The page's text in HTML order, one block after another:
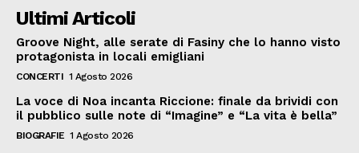
Ultimi Articoli
Groove Night, alle serate di Fasiny che lo hanno visto
protagonista in locali emigliani
CONCERTI 1 Agosto 2026
La voce di Noa incanta Riccione: finale da brividi con
il pubblico sulle note di “Imagine” e “La vita è bella”
BIOGRAFIE 1 Agosto 2026